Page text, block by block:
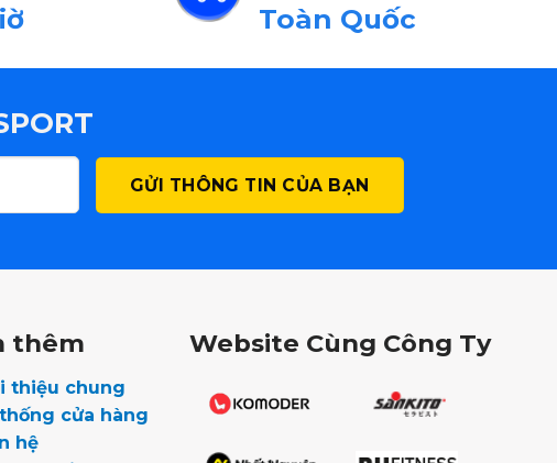
Toàn Quốc
thêm
thiệu chung
cửa hàng
hệ
Website Cùng Công Ty